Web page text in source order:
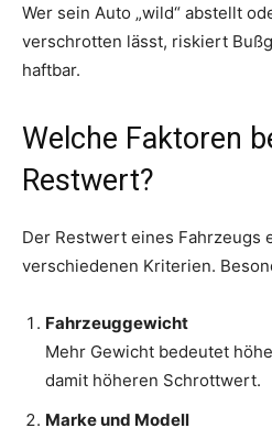
Wer sein Auto „wild“ abstellt
verschrotten lässt, riskiert
haftbar.
Welche Faktoren
Restwert?
Der Restwert eines Fahrzeugs
verschiedenen Kriterien.
Fahrzeuggewicht
Mehr Gewicht bedeutet
damit höheren Schrottwert.
Marke und Modell